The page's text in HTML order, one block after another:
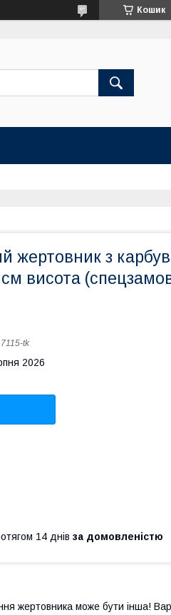
Кошик
жертовник з
висота
7115-tk
2026
14 днів за домовленістю
жертовника може бути інша!